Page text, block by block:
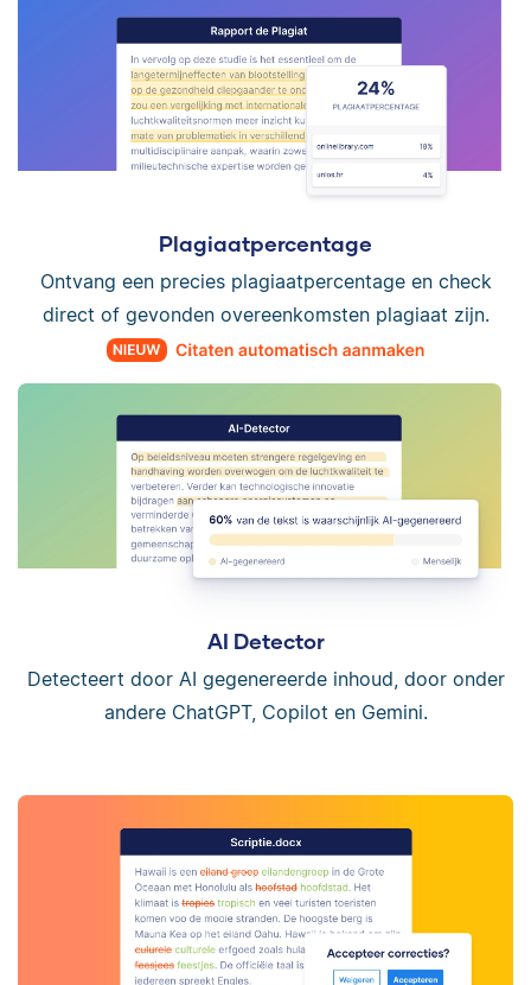
Plagiaatpercentage
Ontvang een precies plagiaatpercentage en check
direct of gevonden overeenkomsten plagiaat zijn.
AI Detector
Detecteert door AI gegenereerde inhoud, door onder
andere ChatGPT, Copilot en Gemini.